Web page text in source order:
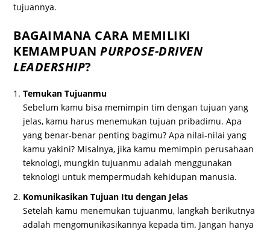
tujuannya.
BAGAIMANA CARA MEMILIKI
KEMAMPUANPURPOSE-DRIVEN
LEADERSHIP?
Temukan Tujuanmu
Sebelum kamu bisa memimpin tim dengan tujuan yang
jelas, kamu harus menemukan tujuan pribadimu. Apa
yang benar-benar penting bagimu? Apa nilai-nilai yang
kamu yakini? Misalnya, jika kamu memimpin perusahaan
teknologi, mungkin tujuanmu adalah menggunakan
teknologi untuk mempermudah kehidupan manusia.
Komunikasikan Tujuan Itu dengan Jelas
Setelah kamu menemukan tujuanmu, langkah berikutnya
adalah mengomunikasikannya kepada tim. Jangan hanya